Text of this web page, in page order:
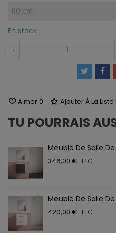
En stock
-
Aimer 0 Ajouter À La
TU POURRAIS
Meuble De Salle
346,00 € TTC
Meuble De Salle
420,00 € TTC